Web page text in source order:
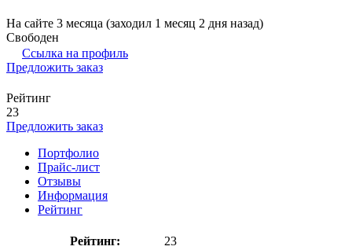
На сайте 3 месяца (заходил 1 месяц 2 дня назад)
Свободен
Ссылка на профиль
Предложить заказ
Рейтинг
23
Предложить заказ
Портфолио
Прайс-лист
Отзывы
Информация
Рейтинг
Рейтинг:
23